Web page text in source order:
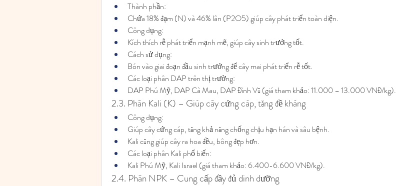
Thành phần:
Chứa 18% đạm (N) và 46% lân (P2O5) giúp cây phát triển toàn diện.
Công dụng:
Kích thích rễ phát triển mạnh mẽ, giúp cây sinh trưởng tốt.
Cách sử dụng:
Bón vào giai đoạn đầu sinh trưởng để cây mai phát triển rễ tốt.
Các loại phân DAP trên thị trường:
DAP Phú Mỹ, DAP Cà Mau, DAP Đình Vũ (giá tham khảo: 11.000 – 13.000 VNĐ/kg).
2.3. Phân Kali (K) – Giúp cây cứng cáp, tăng đề kháng
Công dụng:
Giúp cây cứng cáp, tăng khả năng chống chịu hạn hán và sâu bệnh.
Kali cũng giúp cây ra hoa đều, bông đẹp hơn.
Các loại phân Kali phổ biến:
Kali Phú Mỹ, Kali Israel (giá tham khảo: 6.400-6.600 VNĐ/kg).
2.4. Phân NPK – Cung cấp đầy đủ dinh dưỡng